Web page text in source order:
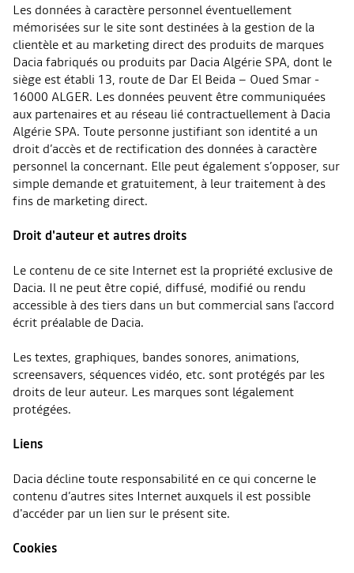
Les données à caractère personnel éventuellement
mémorisées sur le site sont destinées à la gestion de la
clientèle et au marketing direct des produits de marques
Dacia fabriqués ou produits par Dacia Algérie SPA, dont le
siège est établi 13, route de Dar El Beida – Oued Smar -
16000 ALGER. Les données peuvent être communiquées
aux partenaires et au réseau lié contractuellement à Dacia
Algérie SPA. Toute personne justifiant son identité a un
droit d’accès et de rectification des données à caractère
personnel la concernant. Elle peut également s’opposer, sur
simple demande et gratuitement, à leur traitement à des
fins de marketing direct.
Droit d'auteur et autres droits
Le contenu de ce site Internet est la propriété exclusive de
Dacia. Il ne peut être copié, diffusé, modifié ou rendu
accessible à des tiers dans un but commercial sans l'accord
écrit préalable de Dacia.
Les textes, graphiques, bandes sonores, animations,
screensavers, séquences vidéo, etc. sont protégés par les
droits de leur auteur. Les marques sont légalement
protégées.
Liens
Dacia décline toute responsabilité en ce qui concerne le
contenu d’autres sites Internet auxquels il est possible
d'accéder par un lien sur le présent site.
Cookies